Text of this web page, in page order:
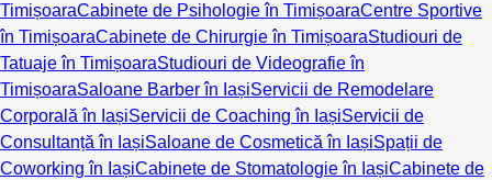
TimișoaraCabinete de Psihologie în TimișoaraCentre Sportive
în TimișoaraCabinete de Chirurgie în TimișoaraStudiouri de
Tatuaje în TimișoaraStudiouri de Videografie în
TimișoaraSaloane Barber în IașiServicii de Remodelare
Corporală în IașiServicii de Coaching în IașiServicii de
Consultanță în IașiSaloane de Cosmetică în IașiSpații de
Coworking în IașiCabinete de Stomatologie în IașiCabinete de